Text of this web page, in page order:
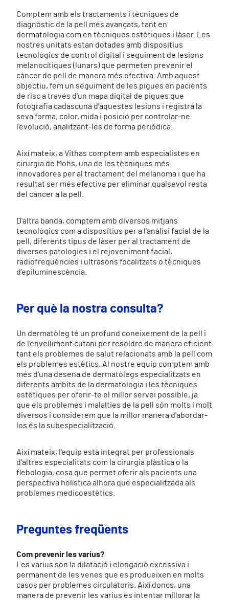
Comptem amb els tractaments i tècniques de
diagnòstic de la pell més avançats, tant en
dermatologia com en tècniques estètiques i làser. Les
nostres unitats estan dotades amb dispositius
tecnològics de control digital i seguiment de lesions
melanocítiques (lunars) que permeten prevenir el
càncer de pell de manera més efectiva. Amb aquest
objectiu, fem un seguiment de les pigues en pacients
de risc a través d'un mapa digital de pigues que
fotografia cadascuna d'aquestes lesions i registra la
seva forma, color, mida i posició per controlar-ne
l'evolució, analitzant-les de forma periòdica.
Així mateix, a Vithas comptem amb especialistes en
cirurgia de Mohs, una de les tècniques més
innovadores per al tractament del melanoma i que ha
resultat ser més efectiva per eliminar qualsevol resta
del càncer a la pell.
D'altra banda, comptem amb diversos mitjans
tecnològics com a dispositius per a l'anàlisi facial de la
pell, diferents tipus de làser per al tractament de
diverses patologies i el rejoveniment facial,
radiofreqüències i ultrasons focalitzats o tècniques
d'epiluminescència.
Per què la nostra consulta?
Un dermatòleg té un profund coneixement de la pell i
de l'envelliment cutani per resoldre de manera eficient
tant els problemes de salut relacionats amb la pell com
els problemes estètics. Al nostre equip comptem amb
més d'una desena de dermatòlegs especialitzats en
diferents àmbits de la dermatologia i les tècniques
estètiques per oferir-te el millor servei possible, ja
que els problemes i malalties de la pell són molts i molt
diversos i considerem que la millor manera d'abordar-
los és la subespecialització.
Així mateix, l'equip està integrat per professionals
d'altres especialitats com la cirurgia plàstica o la
flebologia, cosa que permet oferir als pacients una
perspectiva holística alhora que especialitzada als
problemes medicoestètics.
Preguntes freqüents
Com prevenir les varius?
Les varius són la dilatació i elongació excessiva i
permanent de les venes que es produeixen en molts
casos per problemes circulatoris. Així doncs, una
manera de prevenir les varius és intentar millorar la